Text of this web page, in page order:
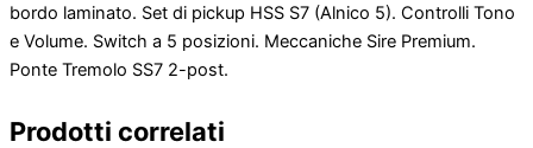
bordo laminato. Set di pickup HSS S7 (Alnico 5). Controlli Tono
e Volume. Switch a 5 posizioni. Meccaniche Sire Premium.
Ponte Tremolo SS7 2-post.
Prodotti correlati